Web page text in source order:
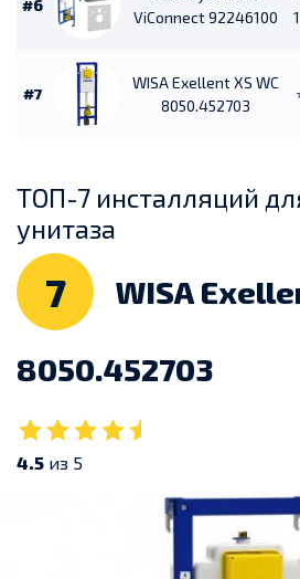
#6
ViConnect 92246100
#7
WISA Exellent XS WC
8050.452703
ТОП-7 инсталляций
унитаза
7 WISA
8050.452703
4.5 из 5